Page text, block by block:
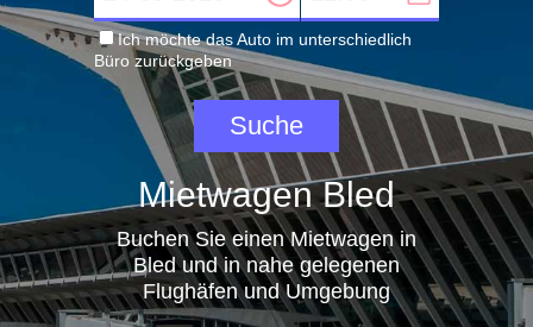
Mietwagen Bled
Buchen Sie einen Mietwagen in
Bled und in nahe gelegenen
Flughäfen und Umgebung
Ich möchte das Auto im unterschiedlich
Büro zurückgeben